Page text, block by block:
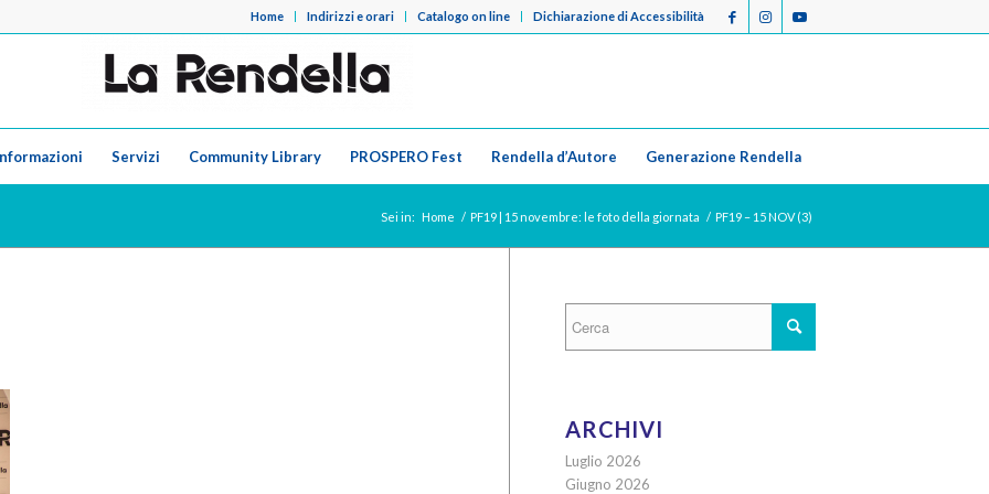
Home Indirizzi e orari Catalogo on line Dichiarazione di Accessibilità
Servizi Community Library PROSPERO Fest Rendella d’Autore Generazione Rendella
Sei in: Home / PF19 | 15 novembre: le foto della giornata / PF19 – 15 NOV (3)
ARCHIVI
Luglio 2026
Giugno 2026